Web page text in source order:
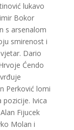
lukavo
Bokor
s arsenalom
smirenost i
Dario
Ćendo
Perković lomi
Ivica
Fijucek
Molan i